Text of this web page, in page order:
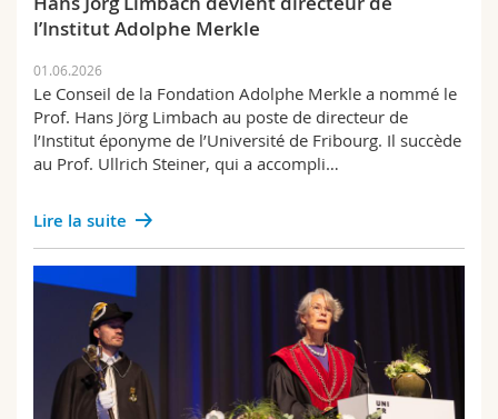
l’Institut Adolphe Merkle
01.06.2026
Le Conseil de la Fondation Adolphe Merkle a nommé le
Prof. Hans Jörg Limbach au poste de directeur de
l’Institut éponyme de l’Université de Fribourg. Il succède
au Prof. Ullrich Steiner, qui a accompli…
Lire la suite